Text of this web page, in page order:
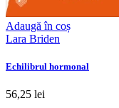
Adaugă în coș
Lara Briden
Echilibrul hormonal
56,25 lei